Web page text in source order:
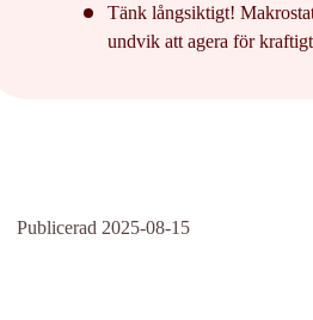
Tänk långsiktigt!
undvik att agera för
Publicerad 2025-08-15